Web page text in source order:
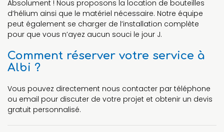
Absolument ! Nous proposons la location de bouteilles
d’hélium ainsi que le matériel nécessaire. Notre équipe
peut également se charger de l’installation complète
pour que vous n’ayez aucun souci le jour J.
Comment réserver votre service à
Albi ?
Vous pouvez directement nous contacter par téléphone
ou email pour discuter de votre projet et obtenir un devis
gratuit personnalisé.